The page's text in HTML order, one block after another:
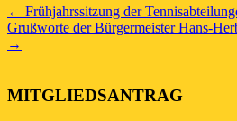
← Frühjahrssitzung der
Grußworte der Bürgermeister Hans-
→
MITGLIEDSANTRAG